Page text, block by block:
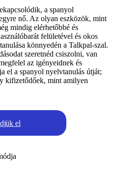
a spanyol
nő. Az olyan eszközök, mint
mindig elérhetőbbé és
felületével és okos
könnyedén a Talkpal-szal.
szeretnéd csiszolni, van
az igényeidnek és
el a spanyol nyelvtanulás útját;
kifizetődőek, mint amilyen
el